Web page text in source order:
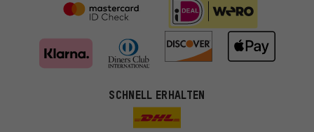
SCHNELL ERHALTEN